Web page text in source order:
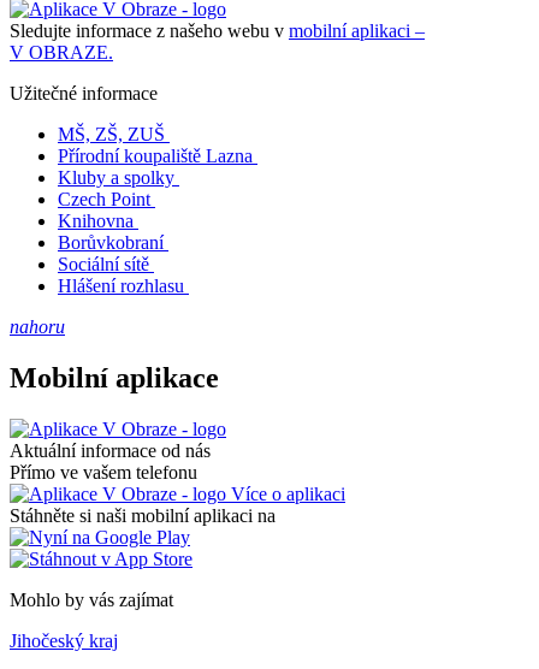
Sledujte informace z našeho webu v mobilní aplikaci –
V OBRAZE.
Užitečné informace
MŠ, ZŠ, ZUŠ
Přírodní koupaliště Lazna
Kluby a spolky
Czech Point
Knihovna
Borůvkobraní
Sociální sítě
Hlášení rozhlasu
nahoru
Mobilní aplikace
Aktuální informace od nás
Přímo ve vašem telefonu
Více o aplikaci
Stáhněte si naši mobilní aplikaci na
Mohlo by vás zajímat
Jihočeský kraj